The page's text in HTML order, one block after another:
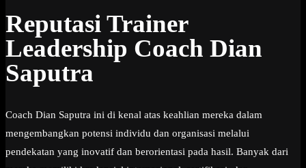
Reputasi Trainer
Leadership Coach Dian
Saputra
Coach Dian Saputra ini di kenal atas keahlian mereka dalam
mengembangkan potensi individu dan organisasi melalui
pendekatan yang inovatif dan berorientasi pada hasil. Banyak dari